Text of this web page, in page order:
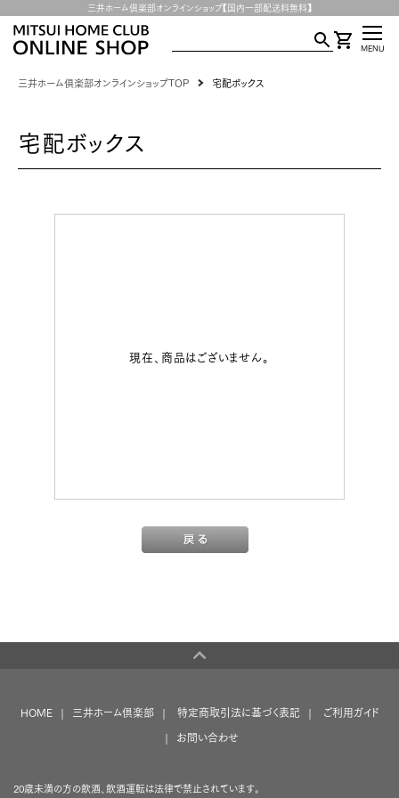
三井ホーム倶楽部オンラインショップ【国内一部配送料無料】
MENU
三井ホーム倶楽部オンラインショップTOP 宅配ボックス
宅配ボックス
現在、商品はございません。
HOME 三井ホーム倶楽部 特定商取引法に基づく表記
ご利用ガイド
お問い合わせ
20歳未満の方の飲酒、飲酒運転は法律で禁止されています。